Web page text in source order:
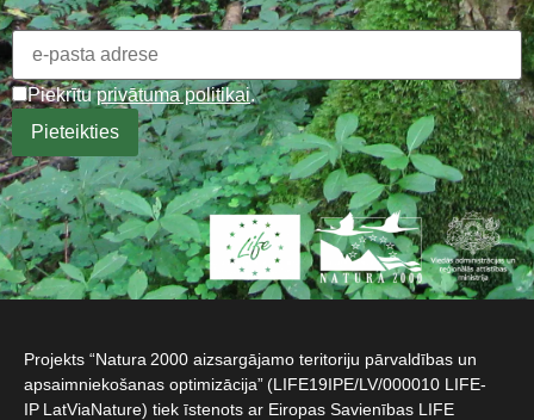
Piekrītuprivātuma politikai.
Projekts “Natura 2000 aizsargājamo teritoriju pārvaldības un
apsaimniekošanas optimizācija” (LIFE19IPE/LV/000010 LIFE-
IP LatViaNature) tiek īstenots ar Eiropas Savienības LIFE